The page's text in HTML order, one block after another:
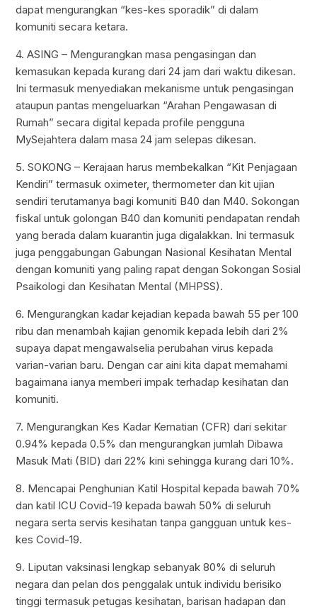
dapat mengurangkan “kes-kes sporadik” di dalam
komuniti secara ketara.
4. ASING – Mengurangkan masa pengasingan dan
kemasukan kepada kurang dari 24 jam dari waktu dikesan.
Ini termasuk menyediakan mekanisme untuk pengasingan
ataupun pantas mengeluarkan “Arahan Pengawasan di
Rumah” secara digital kepada profile pengguna
MySejahtera dalam masa 24 jam selepas dikesan.
5. SOKONG – Kerajaan harus membekalkan “Kit Penjagaan
Kendiri” termasuk oximeter, thermometer dan kit ujian
sendiri terutamanya bagi komuniti B40 dan M40. Sokongan
fiskal untuk golongan B40 dan komuniti pendapatan rendah
yang berada dalam kuarantin juga digalakkan. Ini termasuk
juga penggabungan Gabungan Nasional Kesihatan Mental
dengan komuniti yang paling rapat dengan Sokongan Sosial
Psaikologi dan Kesihatan Mental (MHPSS).
6. Mengurangkan kadar kejadian kepada bawah 55 per 100
ribu dan menambah kajian genomik kepada lebih dari 2%
supaya dapat mengawalselia perubahan virus kepada
varian-varian baru. Dengan car aini kita dapat memahami
bagaimana ianya memberi impak terhadap kesihatan dan
komuniti.
7. Mengurangkan Kes Kadar Kematian (CFR) dari sekitar
0.94% kepada 0.5% dan mengurangkan jumlah Dibawa
Masuk Mati (BID) dari 22% kini sehingga kurang dari 10%.
8. Mencapai Penghunian Katil Hospital kepada bawah 70%
dan katil ICU Covid-19 kepada bawah 50% di seluruh
negara serta servis kesihatan tanpa gangguan untuk kes-
kes Covid-19.
9. Liputan vaksinasi lengkap sebanyak 80% di seluruh
negara dan pelan dos penggalak untuk individu berisiko
tinggi termasuk petugas kesihatan, barisan hadapan dan